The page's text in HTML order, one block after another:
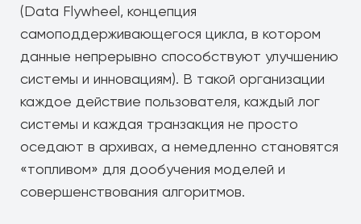
(Data Flywheel, концепция
самоподдерживающегося цикла, в котором
данные непрерывно способствуют улучшению
системы и инновациям). В такой организации
каждое действие пользователя, каждый лог
системы и каждая транзакция не просто
оседают в архивах, а немедленно становятся
«топливом» для дообучения моделей и
совершенствования алгоритмов.